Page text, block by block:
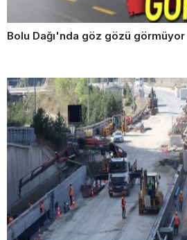
Bolu Dağı'nda göz gözü görmüyor